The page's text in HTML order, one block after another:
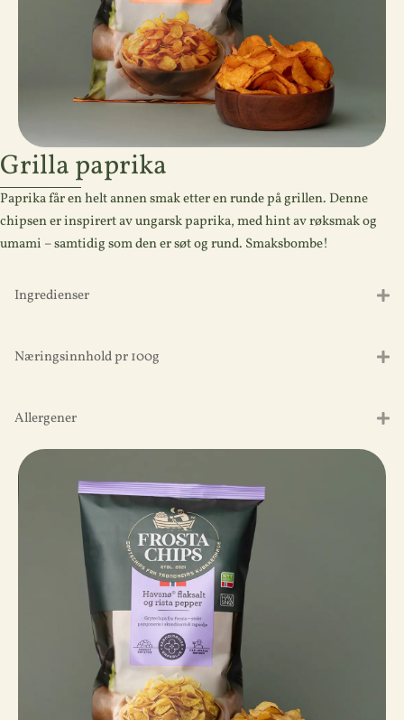
Grilla paprika
Paprika får en helt annen smak etter en runde på grillen. Denne
chipsen er inspirert av ungarsk paprika, med hint av røksmak og
umami – samtidig som den er søt og rund. Smaksbombe!
Ingredienser
Næringsinnhold pr 100g
Allergener